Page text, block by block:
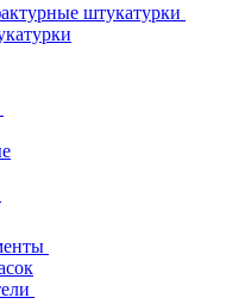
штукатурки